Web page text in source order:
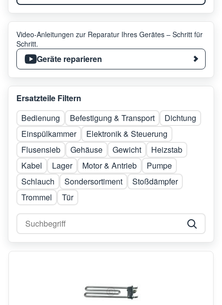
Video-Anleitungen zur Reparatur Ihres Gerätes – Schritt für
Schritt.
Geräte reparieren
Ersatzteile Filtern
Bedienung
Befestigung & Transport
Dichtung
Einspülkammer
Elektronik & Steuerung
Flusensieb
Gehäuse Gewicht
Heizstab
Kabel
Lager Motor & Antrieb
Pumpe
Schlauch
Sondersortiment
Stoßdämpfer
Trommel
Tür